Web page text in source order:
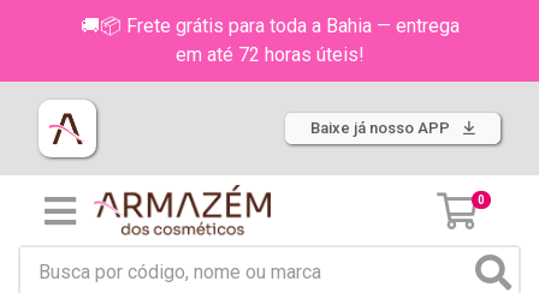
🚚📦 Frete grátis para toda a Bahia — entrega
em até 72 horas úteis!
Baixe já nosso APP
0